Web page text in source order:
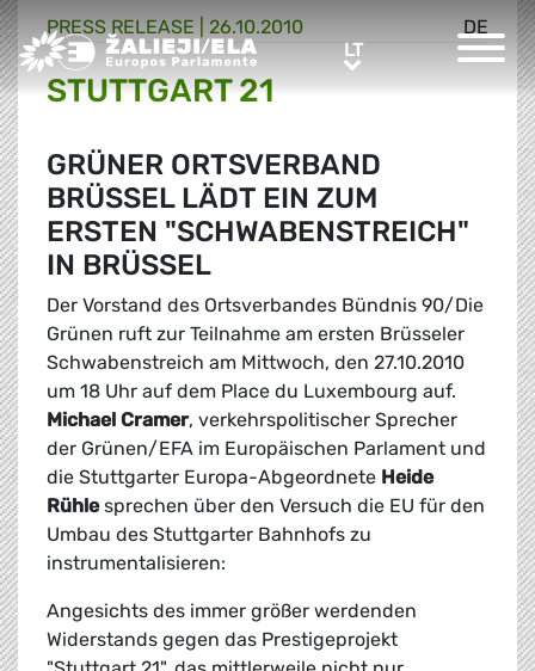
Greens/EFA Home LTLT
DE
PRESS RELEASE | 26.10.2010
STUTTGART 21
GRÜNER ORTSVERBAND
BRÜSSEL LÄDT EIN ZUM
ERSTEN "SCHWABENSTREICH"
IN BRÜSSEL
Der Vorstand des Ortsverbandes Bündnis 90/Die
Grünen ruft zur Teilnahme am ersten Brüsseler
Schwabenstreich am Mittwoch, den 27.10.2010
um 18 Uhr auf dem Place du Luxembourg auf.
Michael Cramer, verkehrspolitischer Sprecher
der Grünen/EFA im Europäischen Parlament und
die Stuttgarter Europa-Abgeordnete Heide
Rühlesprechen über den Versuch die EU für den
Umbau des Stuttgarter Bahnhofs zu
instrumentalisieren:
Angesichts des immer größer werdenden
Widerstands gegen das Prestigeprojekt